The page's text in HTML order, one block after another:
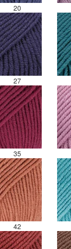
20
27
35
42